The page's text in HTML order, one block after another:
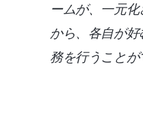
ームが、一元
から、各自が
務を行うことが